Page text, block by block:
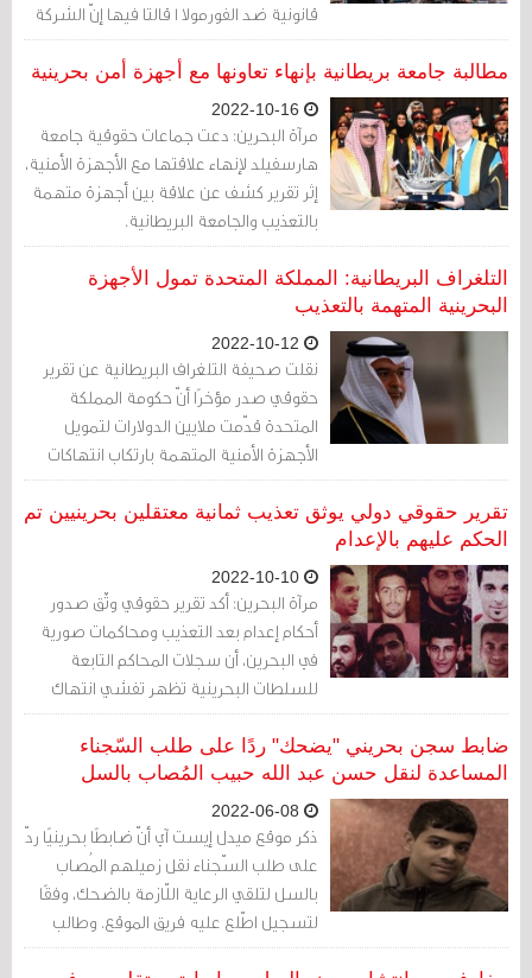
قانونية ضد الفورمولا 1 قالتا فيها إنّ الشركة
انتهكت معايير حقوق الإنسان بعد أن تعهدت
بالالتزام بها، وفقًا لما ذكره موقع ميدل إيست
آي.
مطالبة جامعة بريطانية بإنهاء تعاونها مع أجهزة أمن بحرينية
مرآة البحرين: دعت جماعات حقوقية جامعة
هارسفيلد لإنهاء علاقتها مع الأجهزة الأمنية،
إثر تقرير كشف عن علاقة بين أجهزة متهمة
بالتعذيب والجامعة البريطانية.
التلغراف البريطانية: المملكة المتحدة تمول الأجهزة
البحرينية المتهمة بالتعذيب
نقلت صحيفة التلغراف البريطانية عن تقرير
حقوقي صدر مؤخرًا أنّ حكومة المملكة
المتحدة قدّمت ملايين الدولارات لتمويل
الأجهزة الأمنية المتهمة بارتكاب انتهاكات
خطيرة لحقوق الإنسان بما في ذلك التعذيب
في البحرين.
تقرير حقوقي دولي يوثق تعذيب ثمانية معتقلين بحرينيين تم
الحكم عليهم بالإعدام
مرآة البحرين: أكد تقرير حقوقي وثّق صدور
أحكام إعدام بعد التعذيب ومحاكمات صورية
في البحرين، أن سجلات المحاكم التابعة
للسلطات البحرينية تظهر تفشي انتهاك
الحقوق.
ضابط سجن بحريني "يضحك" ردًا على طلب السّجناء
المساعدة لنقل حسن عبد الله حبيب المُصاب بالسل
ذكر موقع ميدل إيست آي أنّ ضابطًا بحرينيًا ردّ
على طلب السّجناء نقل زميلهم المُصاب
بالسل لتلقي الرعاية اللّازمة بالضحك، وفقًا
لتسجيل اطّلع عليه فريق الموقع. وطالب
السّجناء بنقل السّجين السياسي حسن عبد